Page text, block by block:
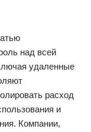
над всей
удаленные
расход
и
Компании,